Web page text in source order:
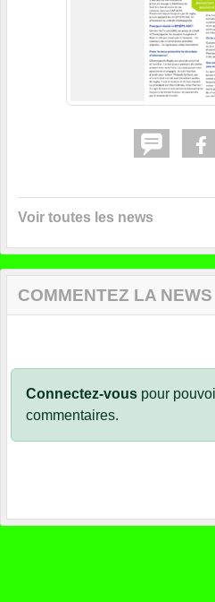
Voir toutes les news
COMMENTEZ LA NEWS
Connectez-vous pour
commentaires.